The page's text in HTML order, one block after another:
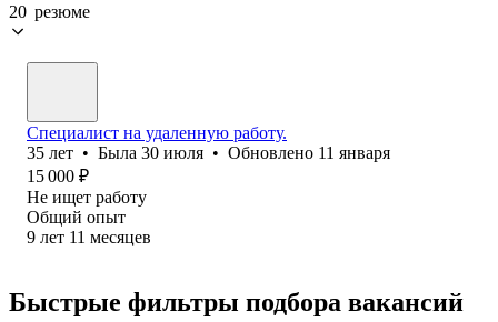
20 резюме
Специалист на удаленную работу.
35 лет • Была 30 июля • Обновлено 11 января
15 000 ₽
Не ищет работу
Общий опыт
9 лет 11 месяцев
Быстрые фильтры подбора вакансий